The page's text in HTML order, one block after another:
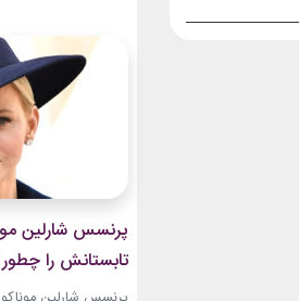
سال‌های ابتدایی
در مد پیدا نکرده
پاندوراخرید
پرنسس شارلین
تابستانش را